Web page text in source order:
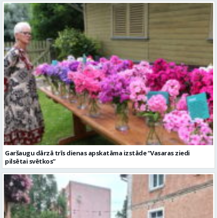
Garšaugu dārzā trīs dienas apskatāma izstāde “Vasaras ziedi
pilsētai svētkos”